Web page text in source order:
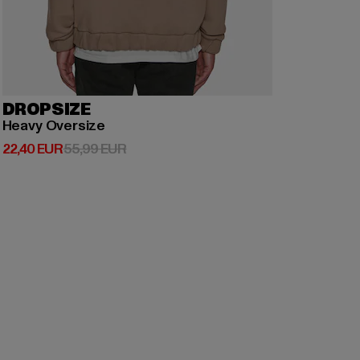
DROPSIZE
Heavy Oversize
22,40 EUR
Derzeitiger Preis: 22,40 EUR
55,99 EURAktionspreis: 55,99 EUR